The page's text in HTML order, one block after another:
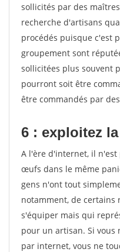
sollicités par des
recherche d'artisans
procédés puisque c'est
groupement sont
sollicitées plus souvent
pourront soit être
être commandés par
6 : exploitez
A l'ère d'internet, il n'est
œufs dans le même
gens n'ont tout
notamment, de
s'équiper mais qui
pour un artisan. Si
par internet, vous ne